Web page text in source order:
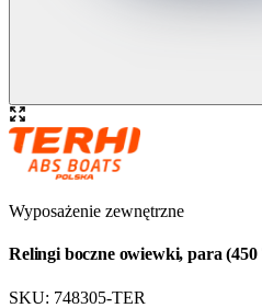
Wyposażenie zewnętrzne
Relingi boczne owiewki, para
SKU: 748305-TER